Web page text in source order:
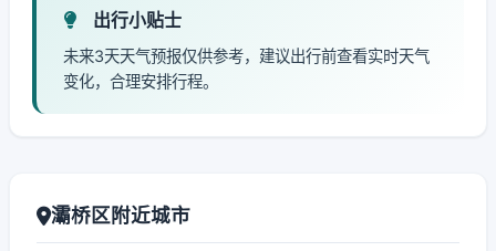
出行小贴士
未来3天天气预报仅供参考，建议出行前查看实时天气
变化，合理安排行程。
灞桥区附近城市